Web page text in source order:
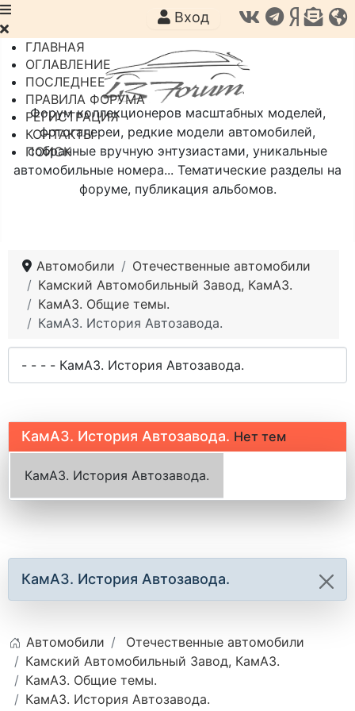
Форум коллекционеров масштабных моделей,
фотогалереи, редкие модели автомобилей,
собранные вручную энтузиастами, уникальные
автомобильные номера... Тематические разделы на
форуме, публикация альбомов.
Вход
ГЛАВНАЯ
ОГЛАВЛЕНИЕ
ПОСЛЕДНЕЕ
ПРАВИЛА ФОРУМА
РЕГИСТРАЦИЯ
КОНТАКТЫ
ПОИСК
Автомобили
Отечественные автомобили
Камский Автомобильный Завод, КамАЗ.
КамАЗ. Общие темы.
КамАЗ. История Автозавода.
КамАЗ. История Автозавода. Нет тем
КамАЗ. История Автозавода.
КамАЗ. История Автозавода.
Автомобили
Отечественные автомобили
Камский Автомобильный Завод, КамАЗ.
КамАЗ. Общие темы.
КамАЗ. История Автозавода.